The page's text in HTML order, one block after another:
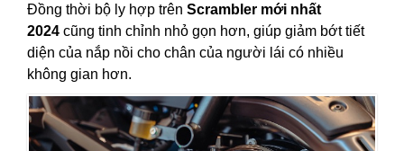
Đồng thời bộ ly hợp trên Scrambler mới nhất
2024 cũng tinh chỉnh nhỏ gọn hơn, giúp giảm bớt tiết
diện của nắp nồi cho chân của người lái có nhiều
không gian hơn.